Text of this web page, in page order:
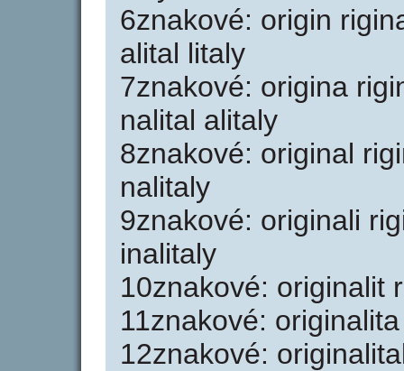
6znakové: origin
alital litaly
7znakové: origina
nalital alitaly
8znakové: original
nalitaly
9znakové: originali
inalitaly
10znakové: originalit
11znakové:
12znakové: